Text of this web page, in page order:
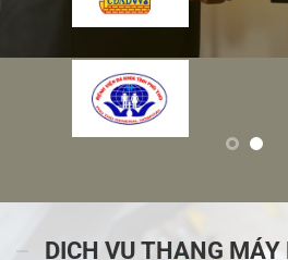
DỊCH VỤ THANG